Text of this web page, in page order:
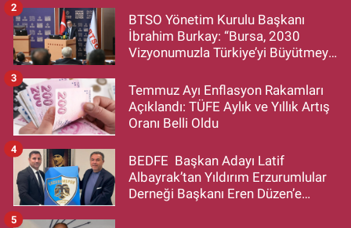
BTSO Yönetim Kurulu Başkanı
İbrahim Burkay: “Bursa, 2030
Vizyonumuzla Türkiye’yi Büyütmeye
2
Temmuz Ayı Enflasyon Rakamları
Açıklandı: TÜFE Aylık ve Yıllık Artış
Oranı Belli Oldu
3
BEDFE Başkan Adayı Latif
Albayrak’tan Yıldırım Erzurumlular
Derneği Başkanı Eren Düzen’e
4
5